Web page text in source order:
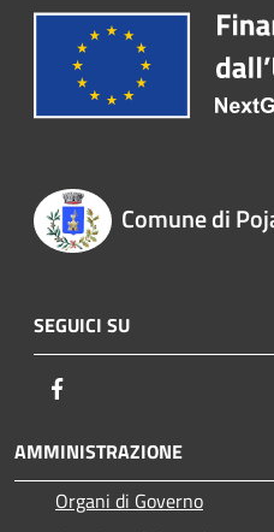
Comune di
SEGUICI SU
AMMINISTRAZIONE
Organi di Governo